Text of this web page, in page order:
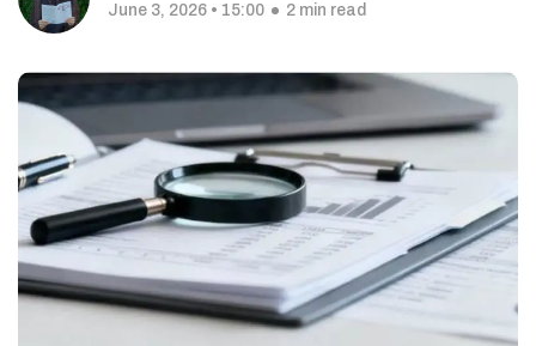
June 3, 2026 • 15:00 2 min read